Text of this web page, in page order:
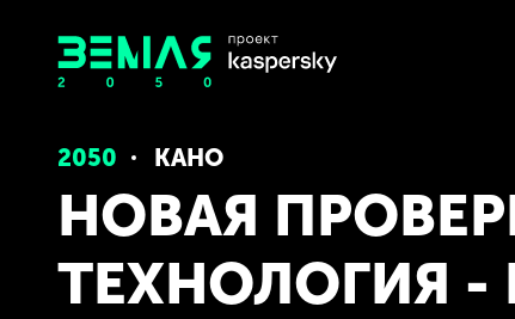
2050 КАНО
НОВАЯ
ТЕХНОЛОГИЯ -